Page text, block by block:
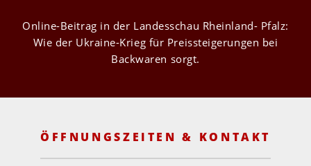
Online-Beitrag in der Landesschau Rheinland- Pfalz:
Wie der Ukraine-Krieg für Preissteigerungen bei
Backwaren sorgt.
ÖFFNUNGSZEITEN & KONTAKT